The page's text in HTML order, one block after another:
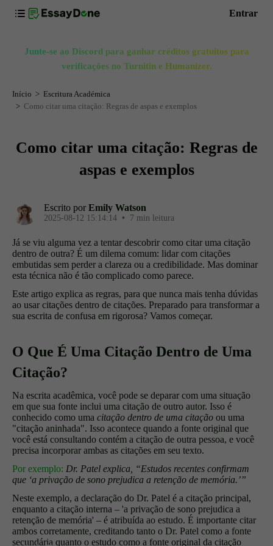
Entrar
Junte-se ao Discord para ganhar créditos gratuitos para
verificações no Turnitin e Humanizer.
Início
Escritura Académica
Como citar uma citação: Regras de aspas e exemplos
Como citar uma citação: Regras de
aspas e exemplos
Escrito por Emily Watson
2025-08-12 15:14:14 • 7 min leitura
Já se viu alguma vez a tentar descobrir como citar uma citação
dentro de outra? É um dilema comum: lidar com citações
embutidas sem perder a clareza ou a credibilidade. Mas dominar
esta técnica não é tão complicado como parece.
Este artigo explica as regras, para que nunca mais tenha dúvidas
ao usar citações dentro de citações. Preparado para transformar a
sua escrita de confusa em rigorosa? Vamos começar.
O Que É Uma Citação Dentro de Uma
Citação?
Na escrita acadêmica, você pode se deparar com uma situação
em que sua fonte inclui uma citação de outro autor. Isso é
conhecido como uma citação dentro de uma citação ou uma
"citação aninhada". Isso acontece quando a fonte original que
você está consultando contém a citação de outra pessoa, e você
precisa incorporar ambas as citações em seu texto.
Por exemplo: Dr. Patel explica, “Estudos recentes confirmam
que ‘a privação de sono prejudica a retenção de memória.’”
Neste exemplo, a declaração do Dr. Patel é a citação principal,
enquanto a citação interna – 'a privação de sono prejudica a
retenção de memória' – é atribuída ao estudo. É importante citar
ambos corretamente, creditando tanto o Dr. Patel como a fonte
secundária quanto o estudo como a fonte original da citação